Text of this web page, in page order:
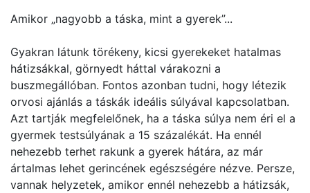
Amikor „nagyobb a táska, mint a gyerek”...
Gyakran látunk törékeny, kicsi gyerekeket hatalmas
hátizsákkal, görnyedt háttal várakozni a
buszmegállóban. Fontos azonban tudni, hogy létezik
orvosi ajánlás a táskák ideális súlyával kapcsolatban.
Azt tartják megfelelőnek, ha a táska súlya nem éri el a
gyermek testsúlyának a 15 százalékát. Ha ennél
nehezebb terhet rakunk a gyerek hátára, az már
ártalmas lehet gerincének egészségére nézve. Persze,
vannak helyzetek, amikor ennél nehezebb a hátizsák,